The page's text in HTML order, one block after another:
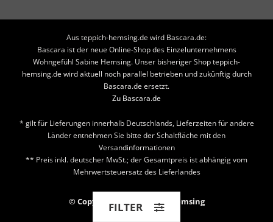
Aus teppich-hemsing.de wird Bascara.de:
Bascara ist der neue Online-Shop des Einzelunternehmens
Wohngefühl Sabine Hemsing. Unser bisheriger Shop teppich-
hemsing.de wird aktuell noch parallel betrieben und zukünftig durch
Bascara.de ersetzt.
Zu Bascara.de
* gilt für Lieferungen innerhalb Deutschlands, Lieferzeiten für andere
Länder entnehmen Sie bitte der Schaltfläche mit den
Versandinformationen
** Preis inkl. deutscher MwSt.; der Gesamtpreis ist abhängig vom
Mehrwertsteuersatz des Lieferlandes
© Copyright 2026 Teppich Hemsing
FILTER